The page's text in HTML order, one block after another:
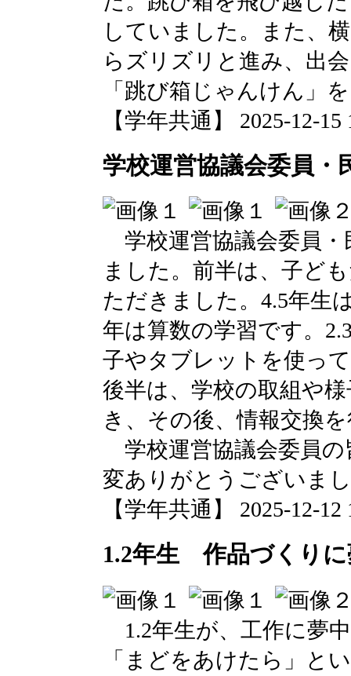
していました。また、
らズリズリと進み、出
「跳び箱じゃんけん」
【学年共通】 2025-12-15
学校運営協議会委員・
学校運営協議会委員・
ました。前半は、子ど
ただきました。4.5年生
年は算数の学習です。
子やタブレットを使っ
後半は、学校の取組や
き、その後、情報交換
学校運営協議会委員の
変ありがとうございま
【学年共通】 2025-12-12
1.2年生 作品づくりに
1.2年生が、工作に夢
「まどをあけたら」と